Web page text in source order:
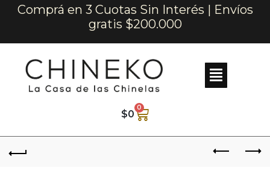
Comprá en 3 Cuotas Sin Interés | Envíos
gratis $200.000
$0
0